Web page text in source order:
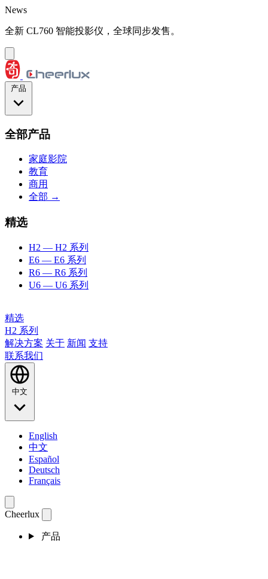
跳到主要内容
News
全新 CL760 智能投影仪，全球同步发售。
全部产品
家庭影院
教育
商用
全部 →
精选
H2 — H2 系列
E6 — E6 系列
R6 — R6 系列
U6 — U6 系列
精选
H2 系列
解决方案 关于 新闻 支持
联系我们
中文
English
中文
Español
Deutsch
Français
Cheerlux
产品